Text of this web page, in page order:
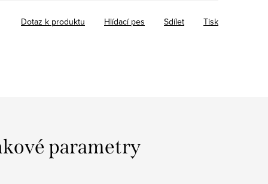
Tisk
Dotaz k produktu Hlídací pes Sdílet
parametry